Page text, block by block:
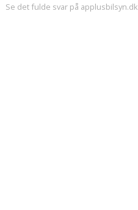
Se det fulde svar på applusbilsyn.dk